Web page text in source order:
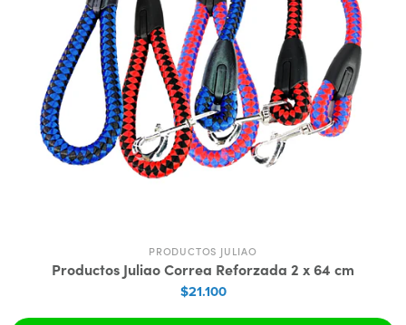
PRODUCTOS JULIAO
Productos Juliao Correa Reforzada 2 x 64 cm
$21.100